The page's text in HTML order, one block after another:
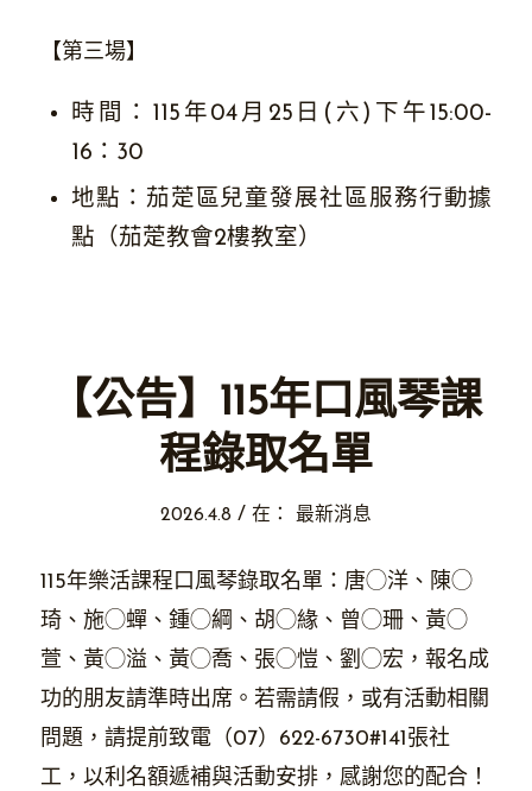
【第三場】
時間：115年04月25日(六)下午15:00-
16：30
地點：茄萣區兒童發展社區服務行動據
點（茄萣教會2樓教室）
【公告】115年口風琴課
程錄取名單
2026.4.8 / 在： 最新消息
115年樂活課程口風琴錄取名單：唐◯洋、陳◯
琦、施◯蟬、鍾◯綱、胡◯緣、曾◯珊、黃◯
萱、黃◯溢、黃◯喬、張◯愷、劉◯宏，報名成
功的朋友請準時出席。若需請假，或有活動相關
問題，請提前致電（07）622-6730#141張社
工，以利名額遞補與活動安排，感謝您的配合！